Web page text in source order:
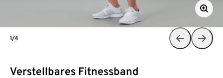
Verstellbares Fitnessband
1/4